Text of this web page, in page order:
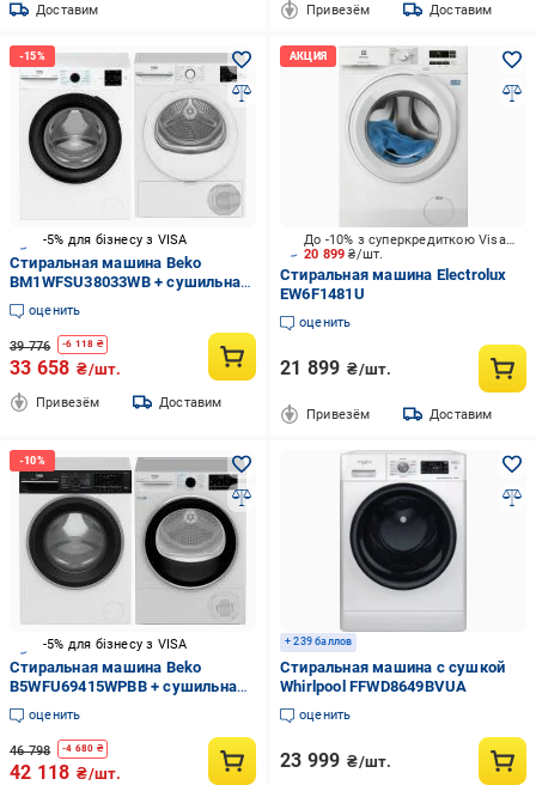
Доставим Привезём Доставим
-5% для бізнесу з VISA
Стиральная машина Beko
BM1WFSU38033WB + сушильная
машина BM3T38239WW
оценить
39 776 -6 118 ₴
33 658 ₴/шт.
Привезём Доставим
20 899₴/шт.
До -10% з суперкредиткою Visa Вигода
Стиральная машина Electrolux
EW6F1481U
оценить
21 899 ₴/шт.
Привезём Доставим
-5% для бізнесу з VISA
Стиральная машина Beko
B5WFU69415WPBB + сушильная
машина B5T69233
оценить
46 798 -4 680 ₴
42 118 ₴/шт.
+ 239 баллов
Стиральная машина с сушкой
Whirlpool FFWD8649BVUA
оценить
23 999 ₴/шт.